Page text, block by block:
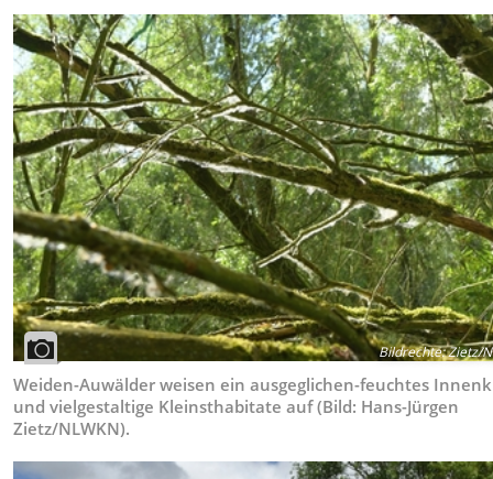
Bildrechte:Zietz/
Weiden-Auwälder weisen ein ausgeglichen-feuchtes
und vielgestaltige Kleinsthabitate auf (Bild: Hans-Jürgen
Zietz/NLWKN).